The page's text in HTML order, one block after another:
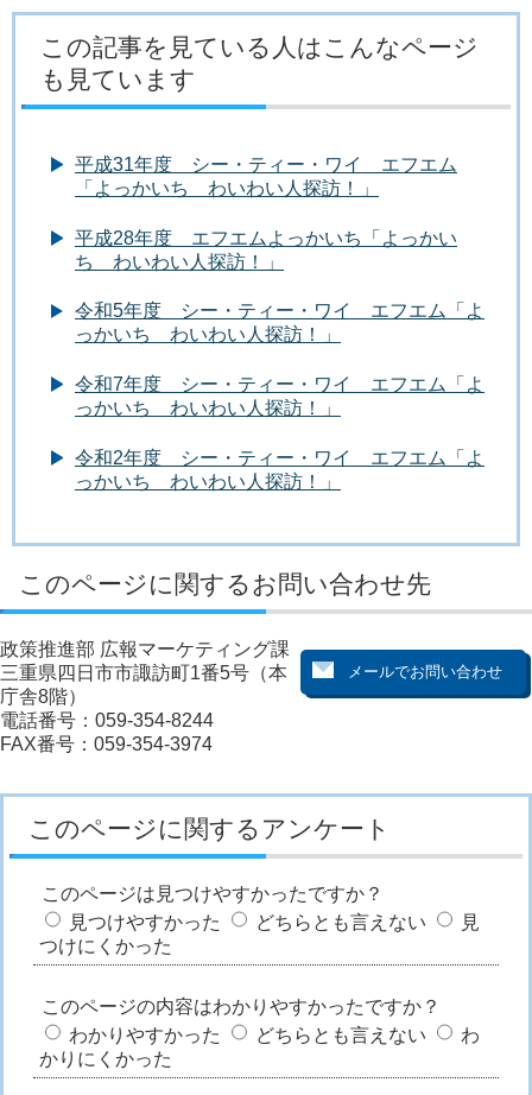
この記事を見ている人はこんなページ
も見ています
平成31年度 シー・ティー・ワイ エフエム
「よっかいち わいわい人探訪！」
平成28年度 エフエムよっかいち「よっかい
ち わいわい人探訪！」
令和5年度 シー・ティー・ワイ エフエム「よ
っかいち わいわい人探訪！」
令和7年度 シー・ティー・ワイ エフエム「よ
っかいち わいわい人探訪！」
令和2年度 シー・ティー・ワイ エフエム「よ
っかいち わいわい人探訪！」
このページに関するお問い合わせ先
政策推進部 広報マーケティング課
三重県四日市市諏訪町1番5号（本
庁舎8階）
電話番号：059-354-8244
FAX番号：059-354-3974
このページに関するアンケート
このページは見つけやすかったですか？
見つけやすかった
どちらとも言えない
見
つけにくかった
このページの内容はわかりやすかったですか？
わかりやすかった
どちらとも言えない
わ
かりにくかった